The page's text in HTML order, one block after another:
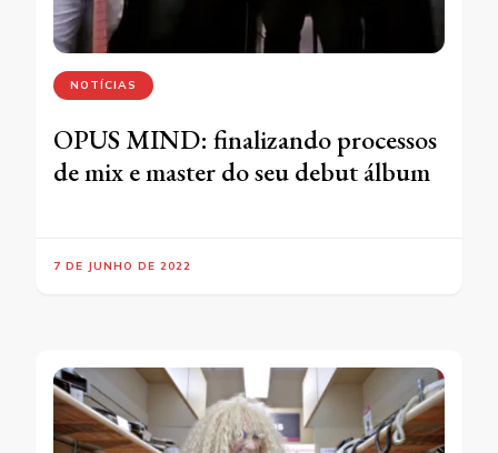
NOTÍCIAS
OPUS MIND: finalizando processos
de mix e master do seu debut álbum
7 DE JUNHO DE 2022